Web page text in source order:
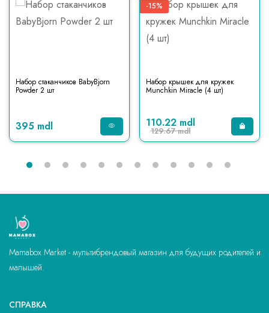
Набор стаканчиков BabyBjorn
Powder 2 шт
395 mdl
-15%
Набор крышек для кружек
Munchkin Miracle (4 шт)
110.22 mdl
129.67 mdl
Mamabox Market - мультибрендовый магазин для будущих родителей и
малышей.
СПРАВКА